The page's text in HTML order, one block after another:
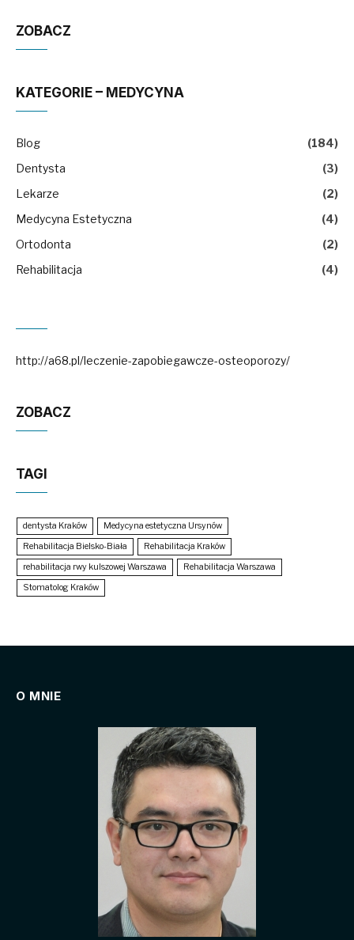
ZOBACZ
KATEGORIE – MEDYCYNA
Blog
(184)
Dentysta
(3)
Lekarze
(2)
Medycyna Estetyczna
(4)
Ortodonta
(2)
Rehabilitacja
(4)
http://a68.pl/leczenie-zapobiegawcze-osteoporozy/
ZOBACZ
TAGI
dentysta Kraków
Medycyna estetyczna Ursynów
Rehabilitacja Bielsko-Biała
Rehabilitacja Kraków
rehabilitacja rwy kulszowej Warszawa
Rehabilitacja Warszawa
Stomatolog Kraków
O MNIE